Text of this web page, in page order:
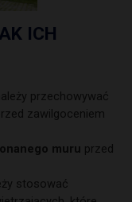
ICH
przechowywać
zawilgoceniem
muru przed
stosować